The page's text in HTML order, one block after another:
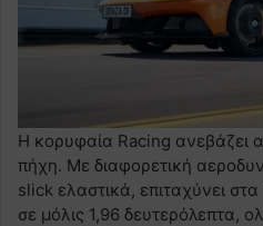
Η κορυφαία Racing ανεβάζει
πήχη. Με διαφορετική
slick ελαστικά, επιταχύνει
σε μόλις 1,96 δευτερόλεπτα,